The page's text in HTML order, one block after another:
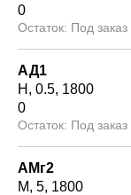
0
Под заказ
АД1
Н
0.5 1800
0
Под заказ
АМг2
М 5 1800